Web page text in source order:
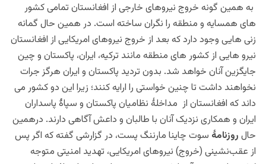
به همین گونه خروج نیروهای خارجی از افغانستان تمامی کشور
های همسایه و منطقه را نگران ساخته است. در همین حال گمانه
زنی هایی وجود دارد که بعد از خروج نیروهای امریکایی از افغانستان
نیرو هایی از کشور های منطقه مانند ترکیه، ایران، پاکستان و چین
جایگزین آنان خواهد شد. بدون تردید پاکستان و ایران هرگز جرات
نخواهند داشت تا چنین خواستی را ارایه کنند؛ زیرا این دو کشور می
داند که افغانستان از مداخلۀ نظامیان پاکستان و سپاۀ پاسداران
ایران و همکاری نزدیک آنان با طالبان و داعش آگاهی دارند. درهمین
حال روزنامۀ سوت چاینا مارننگ پست، در گزارشی گفته که اگر پس
از عقب‌نشینی (خروج) نیروهای امریکایی، تهدید امنیتی متوجه